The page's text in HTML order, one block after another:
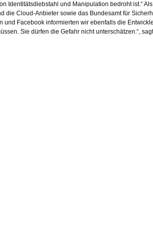
Identitätsdiebstahl und Manipulation bedroht ist.“
die Cloud-Anbieter sowie das Bundesamt für
und Facebook informierten wir ebenfalls die
Sie dürfen die Gefahr nicht unterschätzen.“,